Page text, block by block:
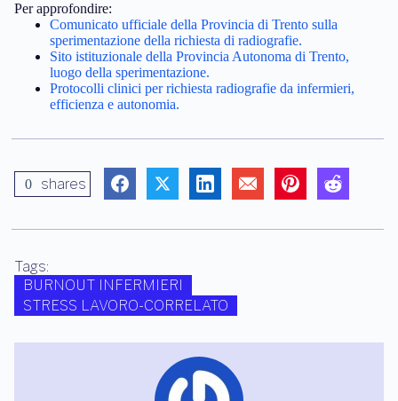
Per approfondire:
Comunicato ufficiale della Provincia di Trento sulla
sperimentazione della richiesta di radiografie.
Sito istituzionale della Provincia Autonoma di Trento,
luogo della sperimentazione.
Protocolli clinici per richiesta radiografie da infermieri,
efficienza e autonomia.
0 shares
Tags:
BURNOUT INFERMIERI
STRESS LAVORO-CORRELATO